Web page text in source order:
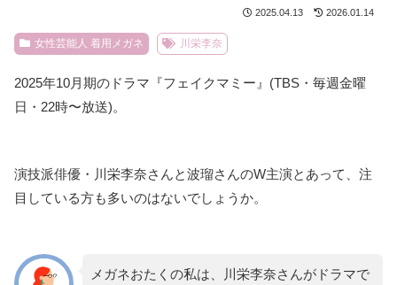
2025.04.13 2026.01.14
女性芸能人 着用メガネ 川栄李奈
2025年10月期のドラマ『フェイクマミー』(TBS・毎週金曜
日・22時〜放送)。
演技派俳優・川栄李奈さんと波瑠さんのW主演とあって、注
目している方も多いのはないでしょうか。
メガネおたくの私は、川栄李奈さんがドラマで